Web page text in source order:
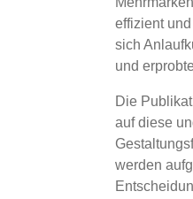
effizient
sich
und
Die
auf diese
werden